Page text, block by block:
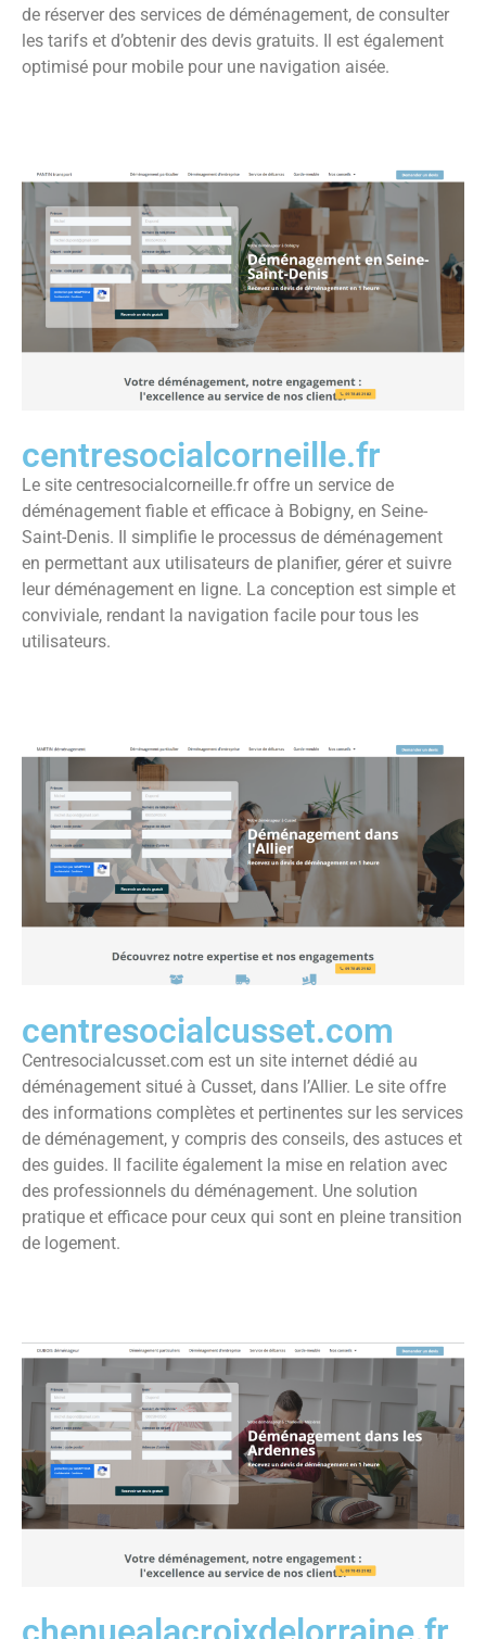
de réserver des services de déménagement, de consulter
les tarifs et d’obtenir des devis gratuits. Il est également
optimisé pour mobile pour une navigation aisée.
centresocialcorneille.fr
Le site centresocialcorneille.fr offre un service de
déménagement fiable et efficace à Bobigny, en Seine-
Saint-Denis. Il simplifie le processus de déménagement
en permettant aux utilisateurs de planifier, gérer et suivre
leur déménagement en ligne. La conception est simple et
conviviale, rendant la navigation facile pour tous les
utilisateurs.
centresocialcusset.com
Centresocialcusset.com est un site internet dédié au
déménagement situé à Cusset, dans l’Allier. Le site offre
des informations complètes et pertinentes sur les services
de déménagement, y compris des conseils, des astuces et
des guides. Il facilite également la mise en relation avec
des professionnels du déménagement. Une solution
pratique et efficace pour ceux qui sont en pleine transition
de logement.